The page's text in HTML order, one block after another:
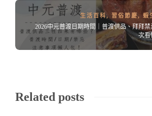
生活百科, 習俗節慶, 蝦
2026中元普渡日期時間｜普渡供品、拜拜禁
次看
Related posts